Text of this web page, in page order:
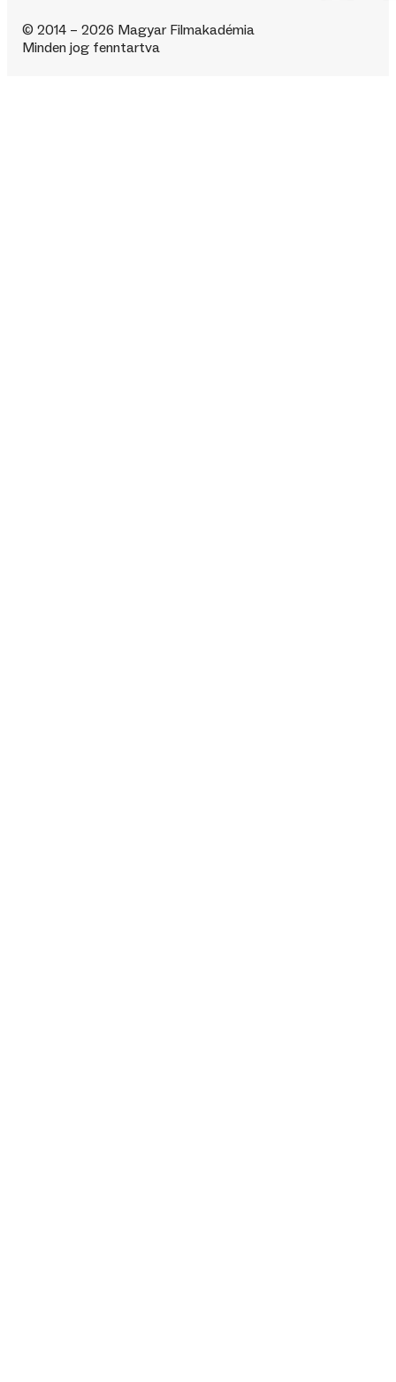
© 2014 – 2026 Magyar Filmakadémia
Minden jog fenntartva